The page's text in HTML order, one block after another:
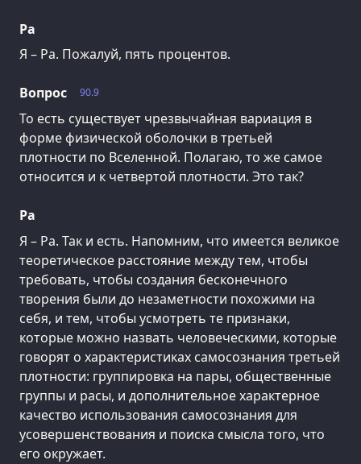
Ра
Я – Ра. Пожалуй, пять процентов.
90.9
Вопрос
То есть существует чрезвычайная вариация в
форме физической оболочки в третьей
плотности по Вселенной. Полагаю, то же самое
относится и к четвертой плотности. Это так?
Ра
Я – Ра. Так и есть. Напомним, что имеется великое
теоретическое расстояние между тем, чтобы
требовать, чтобы создания бесконечного
творения были до незаметности похожими на
себя, и тем, чтобы усмотреть те признаки,
которые можно назвать человеческими, которые
говорят о характеристиках самосознания третьей
плотности: группировка на пары, общественные
группы и расы, и дополнительное характерное
качество использования самосознания для
усовершенствования и поиска смысла того, что
его окружает.